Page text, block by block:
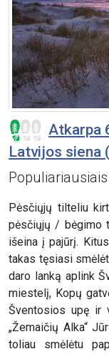
Atkarpa
Latvijos siena
Pėsčiųjų tilteliu
pėsčiųjų / bėgimo
išeina į pajūrį.
takas tęsiasi
daro lanką aplink
miestelį, Kopų
Šventosios upę ir
„Žemaičių Alka“
toliau smėlėtu